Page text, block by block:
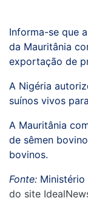
Informa-se que
da Mauritânia
exportação de
A Nigéria
suínos vivos
A Mauritânia
de sêmen
bovinos.
Fonte: Ministério
do site